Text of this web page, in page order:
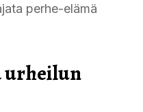
perhe-elämä
urheilun